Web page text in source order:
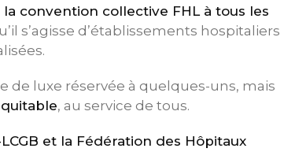
convention collective FHL à tous les
s’agisse d’établissements hospitaliers
de luxe réservée à quelques-uns, mais
, au service de tous.
et la Fédération des Hôpitaux